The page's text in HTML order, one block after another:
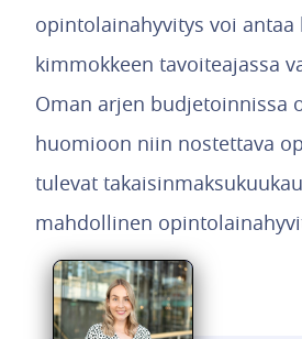
opintolainahyvitys voi antaa
kimmokkeen tavoiteajassa
Oman arjen budjetoinnissa
huomioon niin nostettava
tulevat
mahdollinen